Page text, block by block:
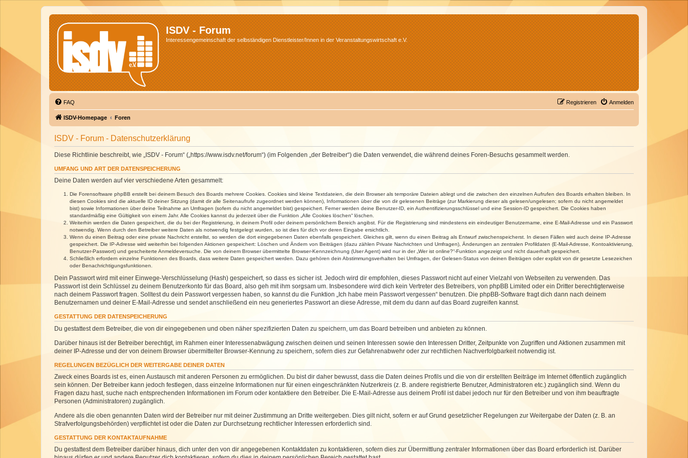
ISDV - Forum
Interessengemeinschaft der selbständigen Dienstleister/Innen in der Veranstaltungswirtschaft e.V.
FAQ Anmelden
Registrieren
ISDV-Homepage Foren
ISDV - Forum - Datenschutzerklärung
Diese Richtlinie beschreibt, wie „ISDV - Forum“ („https://www.isdv.net/forum“) (im Folgenden „der Betreiber“) die Daten verwendet, die während deines Foren-Besuchs gesammelt werden.
UMFANG UND ART DER DATENSPEICHERUNG
Deine Daten werden auf vier verschiedene Arten gesammelt:
Die Forensoftware phpBB erstellt bei deinem Besuch des Boards mehrere Cookies. Cookies sind kleine Textdateien, die dein Browser als temporäre Dateien ablegt und die zwischen den einzelnen Aufrufen des Boards erhalten bleiben. In
diesen Cookies sind die aktuelle ID deiner Sitzung (damit dir alle Seitenaufrufe zugeordnet werden können), Informationen über die von dir gelesenen Beiträge (zur Markierung dieser als gelesen/ungelesen; sofern du nicht angemeldet
bist) sowie Informationen über deine Teilnahme an Umfragen (sofern du nicht angemeldet bist) gespeichert. Ferner werden deine Benutzer-ID, ein Authentifizierungsschlüssel und eine Session-ID gespeichert. Die Cookies haben
standardmäßig eine Gültigkeit von einem Jahr. Alle Cookies kannst du jederzeit über die Funktion „Alle Cookies löschen“ löschen.
Weiterhin werden die Daten gespeichert, die du bei der Registrierung, in deinem Profil oder deinem persönlichem Bereich angibst. Für die Registrierung sind mindestens ein eindeutiger Benutzername, eine E-Mail-Adresse und ein Passwort
notwendig. Wenn durch den Betreiber weitere Daten als notwendig festgelegt wurden, so ist dies für dich vor deren Eingabe ersichtlich.
Wenn du einen Beitrag oder eine private Nachricht erstellst, so werden die dort eingegebenen Daten ebenfalls gespeichert. Gleiches gilt, wenn du einen Beitrag als Entwurf zwischenspeicherst. In diesen Fällen wird auch deine IP-Adresse
gespeichert. Die IP-Adresse wird weiterhin bei folgenden Aktionen gespeichert: Löschen und Ändern von Beiträgen (dazu zählen Private Nachrichten und Umfragen), Änderungen an zentralen Profildaten (E-Mail-Adresse, Kontoaktivierung,
Benutzer-Passwort) und gescheiterte Anmeldeversuche. Die von deinem Browser übermittelte Browser-Kennzeichnung (User Agent) wird nur in der „Wer ist online?“-Funktion angezeigt und nicht dauerhaft gespeichert.
Schließlich erfordern einzelne Funktionen des Boards, dass weitere Daten gespeichert werden. Dazu gehören dein Abstimmungsverhalten bei Umfragen, der Gelesen-Status von deinen Beiträgen oder explizit von dir gesetzte Lesezeichen
oder Benachrichtigungsfunktionen.
Dein Passwort wird mit einer Einwege-Verschlüsselung (Hash) gespeichert, so dass es sicher ist. Jedoch wird dir empfohlen, dieses Passwort nicht auf einer Vielzahl von Webseiten zu verwenden. Das
Passwort ist dein Schlüssel zu deinem Benutzerkonto für das Board, also geh mit ihm sorgsam um. Insbesondere wird dich kein Vertreter des Betreibers, von phpBB Limited oder ein Dritter berechtigterweise
nach deinem Passwort fragen. Solltest du dein Passwort vergessen haben, so kannst du die Funktion „Ich habe mein Passwort vergessen“ benutzen. Die phpBB-Software fragt dich dann nach deinem
Benutzernamen und deiner E-Mail-Adresse und sendet anschließend ein neu generiertes Passwort an diese Adresse, mit dem du dann auf das Board zugreifen kannst.
GESTATTUNG DER DATENSPEICHERUNG
Du gestattest dem Betreiber, die von dir eingegebenen und oben näher spezifizierten Daten zu speichern, um das Board betreiben und anbieten zu können.
Darüber hinaus ist der Betreiber berechtigt, im Rahmen einer Interessenabwägung zwischen deinen und seinen Interessen sowie den Interessen Dritter, Zeitpunkte von Zugriffen und Aktionen zusammen mit
deiner IP-Adresse und der von deinem Browser übermittelter Browser-Kennung zu speichern, sofern dies zur Gefahrenabwehr oder zur rechtlichen Nachverfolgbarkeit notwendig ist.
REGELUNGEN BEZÜGLICH DER WEITERGABE DEINER DATEN
Zweck eines Boards ist es, einen Austausch mit anderen Personen zu ermöglichen. Du bist dir daher bewusst, dass die Daten deines Profils und die von dir erstellten Beiträge im Internet öffentlich zugänglich
sein können. Der Betreiber kann jedoch festlegen, dass einzelne Informationen nur für einen eingeschränkten Nutzerkreis (z. B. andere registrierte Benutzer, Administratoren etc.) zugänglich sind. Wenn du
Fragen dazu hast, suche nach entsprechenden Informationen im Forum oder kontaktiere den Betreiber. Die E-Mail-Adresse aus deinem Profil ist dabei jedoch nur für den Betreiber und von ihm beauftragte
Personen (Administratoren) zugänglich.
Andere als die oben genannten Daten wird der Betreiber nur mit deiner Zustimmung an Dritte weitergeben. Dies gilt nicht, sofern er auf Grund gesetzlicher Regelungen zur Weitergabe der Daten (z. B. an
Strafverfolgungsbehörden) verpflichtet ist oder die Daten zur Durchsetzung rechtlicher Interessen erforderlich sind.
GESTATTUNG DER KONTAKTAUFNAHME
Du gestattest dem Betreiber darüber hinaus, dich unter den von dir angegebenen Kontaktdaten zu kontaktieren, sofern dies zur Übermittlung zentraler Informationen über das Board erforderlich ist. Darüber